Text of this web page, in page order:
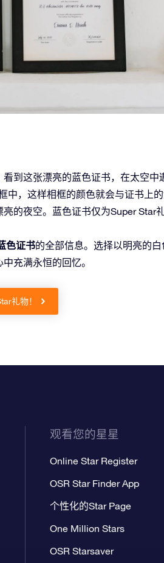
到这张漂亮的蓝色证书，在太空中
中，这样相框的颜色就会与证书上
的夜空。蓝色证书仅为Super Star礼
色证书的全部信息。选择以明亮的
充满永恒的回忆。
礼物！
观看您的星星
Online Star Register
OSR Star Finder App
个性化的Star Page
One Million Stars
OSR Starsaver